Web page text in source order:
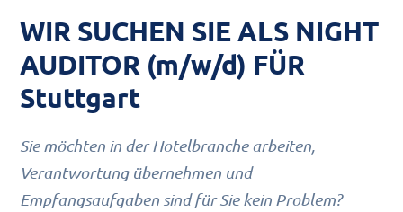
WIR SUCHEN SIE ALS NIGHT
AUDITOR (m/w/d) FÜR
Stuttgart
Sie möchten in der Hotelbranche arbeiten,
Verantwortung übernehmen und
Empfangsaufgaben sind für Sie kein Problem?